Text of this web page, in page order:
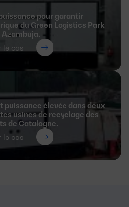
pour garantir
du Green Logistics Park
Azambuja.
le cas
puissance élevée dans deux
usines de recyclage des
de Catalogne.
le cas